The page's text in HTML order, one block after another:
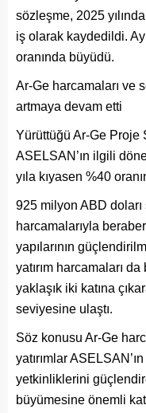
sözleşme, 2025
iş olarak kaydedildi.
oranında büyüdü.
Ar-Ge harcamaları ve
artmaya devam etti
Yürüttüğü Ar-Ge Proje
ASELSAN’ın ilgili
yıla kıyasen %40
925 milyon ABD
harcamalarıyla
yapılarının
yatırım harcamaları
yaklaşık iki katına
seviyesine ulaştı.
Söz konusu Ar-Ge
yatırımlar
yetkinliklerini
büyümesine önemli